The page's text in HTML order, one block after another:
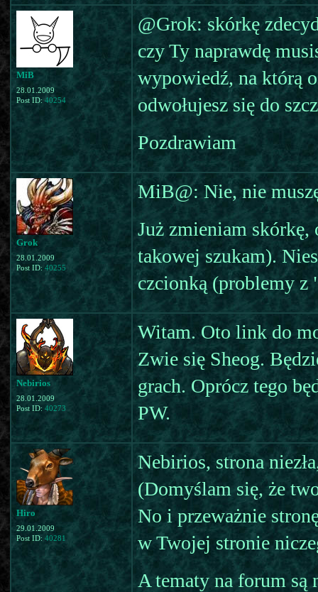
MiB
28.01.2009
Post ID: 40254
@Grok: skórkę
czy Ty naprawdę
wypowiedź, na którą
odwołujesz się do
Pozdrawiam
Grok
28.01.2009
Post ID: 40255
MiB@: Nie, nie
Już zmieniam skórkę,
takowej szukam).
czcionką (problemy z
Nebirios
28.01.2009
Post ID: 40273
Witam. Oto link do
Zwie się Sheog.
grach. Oprócz tego
PW.
Hiro
29.01.2009
Post ID: 40281
Nebirios, strona
(Domyślam się, że
No i przeważnie
w Twojej stronie
A tematy na forum są